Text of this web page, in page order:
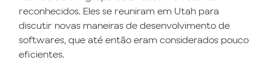
reconhecidos. Eles se reuniram em Utah para
discutir novas maneiras de desenvolvimento de
softwares, que até então eram considerados pouco
eficientes.